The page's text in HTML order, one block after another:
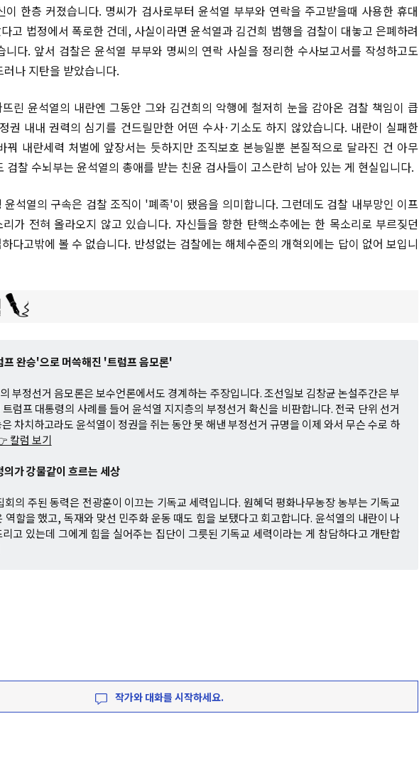
이 한층 커졌습니다. 명씨가 검사로부터 윤석열 부부와 연락을 주고받을때 사용한 휴대
고 법정에서 폭로한 건데, 사실이라면 윤석열과 김건희 범행을 검찰이 대놓고 은폐하려
니다. 앞서 검찰은 윤석열 부부와 명씨의 연락 사실을 정리한 수사보고서를 작성하고도
나 지탄을 받았습니다.
린 윤석열의 내란엔 그동안 그와 김건희의 악행에 철저히 눈을 감아온 검찰 책임이 큽
권 내내 권력의 심기를 건드릴만한 어떤 수사·기소도 하지 않았습니다. 내란이 실패한
꿔 내란세력 처벌에 앞장서는 듯하지만 조직보호 본능일뿐 본질적으로 달라진 건 아무
검찰 수뇌부는 윤석열의 총애를 받는 친윤 검사들이 고스란히 남아 있는 게 현실입니다.
윤석열의 구속은 검찰 조직이 '폐족'이 됐음을 의미합니다. 그런데도 검찰 내부망인 이프
가 전혀 올라오지 않고 있습니다. 자신들을 향한 탄핵소추에는 한 목소리로 부르짖던
다고밖에 볼 수 없습니다. 반성없는 검찰에는 해체수준의 개혁외에는 답이 없어 보입니
완승'으로 머쓱해진 '트럼프 음모론'
부정선거 음모론은 보수언론에서도 경계하는 주장입니다. 조선일보 김창균 논설주간은 부
럼프 대통령의 사례를 들어 윤석열 지지층의 부정선거 확신을 비판합니다. 전국 단위 선거
차치하고라도 윤석열이 정권을 쥐는 동안 못 해낸 부정선거 규명을 이제 와서 무슨 수로 하
칼럼 보기
가 강물같이 흐르는 세상
회의 주된 동력은 전광훈이 이끄는 기독교 세력입니다. 원혜덕 평화나무농장 농부는 기독교
역할을 했고, 독재와 맞선 민주화 운동 때도 힘을 보탰다고 회고합니다. 윤석열의 내란이 나
고 있는데 그에게 힘을 실어주는 집단이 그릇된 기독교 세력이라는 게 참담하다고 개탄합
작가와 대화를 시작하세요.